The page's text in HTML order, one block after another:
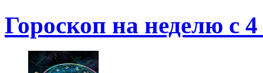
Гороскоп на неделю с 4